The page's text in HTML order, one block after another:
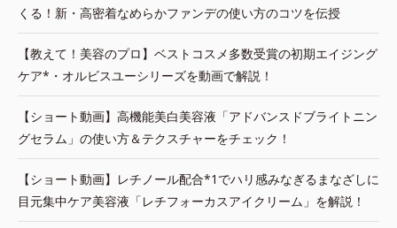
くる！新・高密着なめらかファンデの使い方のコツを伝授
【教えて！美容のプロ】ベストコスメ多数受賞の初期エイジング
ケア*・オルビスユーシリーズを動画で解説！
【ショート動画】高機能美白美容液「アドバンスドブライトニン
グセラム」の使い方＆テクスチャーをチェック！
【ショート動画】レチノール配合*1でハリ感みなぎるまなざしに
目元集中ケア美容液「レチフォーカスアイクリーム」を解説！